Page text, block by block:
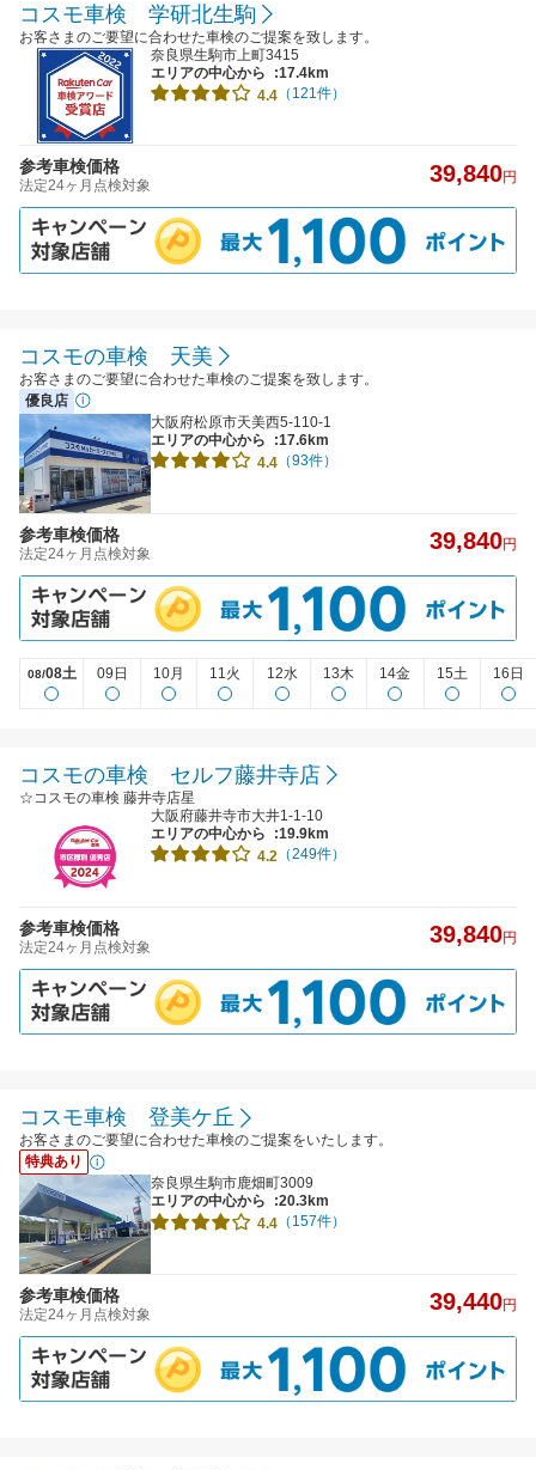
コスモ車検 学研北生駒
お客さまのご要望に合わせた車検のご提案を致します。
奈良県生駒市上町3415
エリアの中心から
:17.4km
4.4 （121件）
参考車検価格
法定24ヶ月点検対象 39,840円
コスモの車検 天美
お客さまのご要望に合わせた車検のご提案を致します。
優良店
大阪府松原市天美西5-110-1
エリアの中心から
:17.6km
4.4 （93件）
参考車検価格
法定24ヶ月点検対象 39,840円
08/08土 09日 10月 11火 12水 13木 14金 15土 16日
コスモの車検 セルフ藤井寺店
☆コスモの車検 藤井寺店星
大阪府藤井寺市大井1-1-10
エリアの中心から
:19.9km
4.2 （249件）
参考車検価格
法定24ヶ月点検対象 39,840円
コスモ車検 登美ケ丘
お客さまのご要望に合わせた車検のご提案をいたします。
特典あり
奈良県生駒市鹿畑町3009
エリアの中心から
:20.3km
4.4 （157件）
参考車検価格
法定24ヶ月点検対象 39,440円